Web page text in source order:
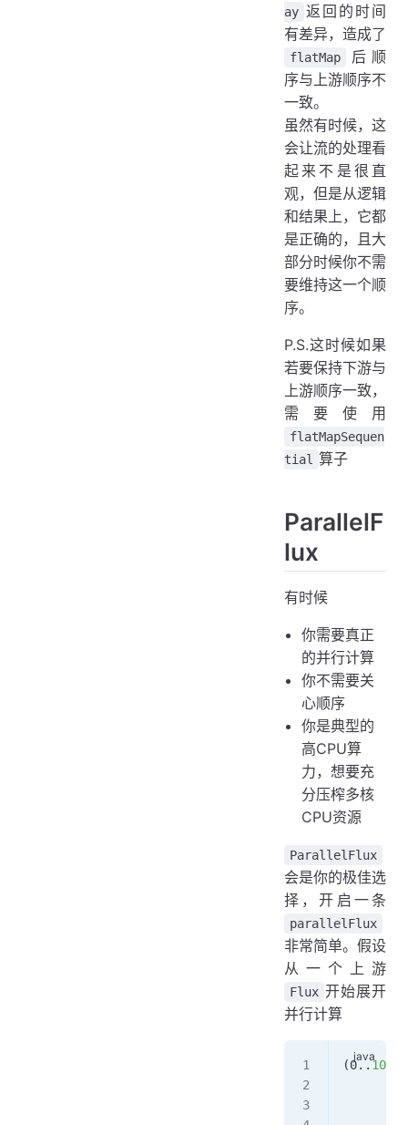
ay 返回的时间
有差异，造成了
flatMap
后顺
序与上游顺序不
一致。
虽然有时候，这
会让流的处理看
起来不是很直
观，但是从逻辑
和结果上，它都
是正确的，且大
部分时候你不需
要维持这一个顺
序。
P.S.这时候如果
若要保持下游与
上游顺序一致，
需要使用
flatMapSequen
tial 算子
ParallelF
lux
有时候
你需要真正
的并行计算
你不需要关
心顺序
你是典型的
高CPU算
力，想要充
分压榨多核
CPU资源
ParallelFlux
会是你的极佳选
择，开启一条
parallelFlux
非常简单。假设
从一个上游
Flux 开始展开
并行计算
(0..10